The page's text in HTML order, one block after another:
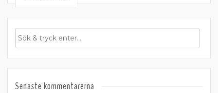
Senaste kommentarerna